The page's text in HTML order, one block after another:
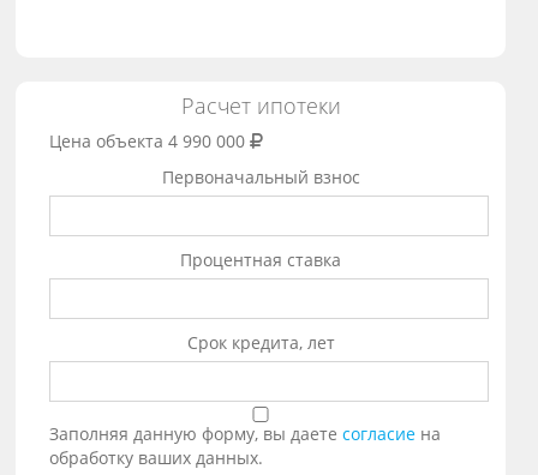
Расчет ипотеки
Цена объекта 4 990 000
Первоначальный взнос
Процентная ставка
Срок кредита, лет
Заполняя данную форму, вы даетесогласие на
обработку ваших данных.